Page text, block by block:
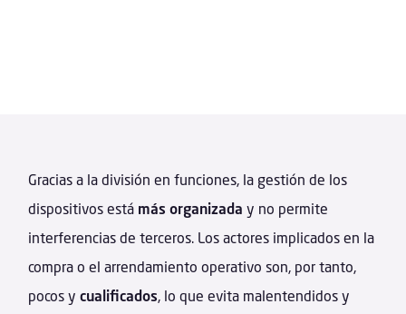
Gracias a la división en funciones, la gestión de los
dispositivos está más organizada y no permite
interferencias de terceros. Los actores implicados en la
compra o el arrendamiento operativo son, por tanto,
pocos ycualificados , lo que evita malentendidos y